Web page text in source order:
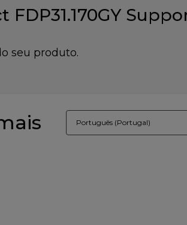
seu produto.
Português (Portugal)